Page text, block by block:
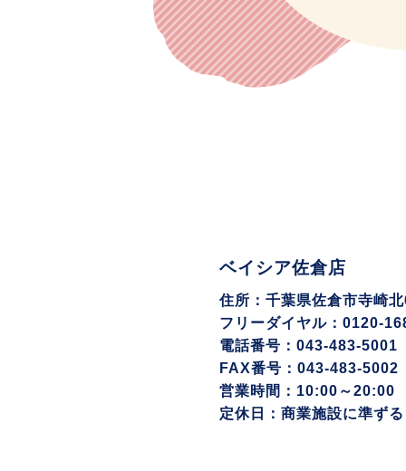
ベイシア佐倉店
住所：千葉県佐倉市寺崎
フリーダイヤル：0120-
電話番号：043-483-5001
FAX番号：043-483-5002
営業時間：10:00～20:00
定休日：商業施設に準ずる